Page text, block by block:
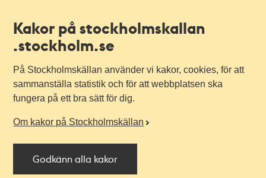
Kakor på stockholmskallan
.stockholm.se
På Stockholmskällan använder vi kakor, cookies, för att
sammanställa statistik och för att webbplatsen ska
fungera på ett bra sätt för dig.
Om kakor på Stockholmskällan
Godkänn alla kakor